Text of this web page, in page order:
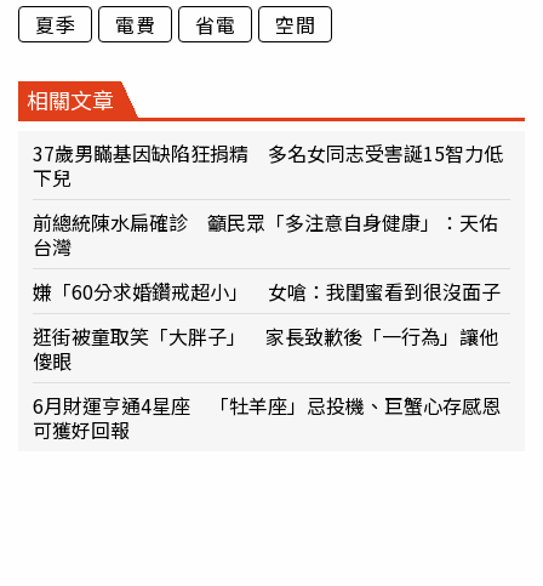
夏季 電費 省電 空間
相關文章
37歲男瞞基因缺陷狂捐精 多名女同志受害誕15智力低
下兒
前總統陳水扁確診 籲民眾「多注意自身健康」：天佑
台灣
嫌「60分求婚鑽戒超小」 女嗆：我閨蜜看到很沒面子
逛街被童取笑「大胖子」 家長致歉後「一行為」讓他
傻眼
6月財運亨通4星座 「牡羊座」忌投機、巨蟹心存感恩
可獲好回報